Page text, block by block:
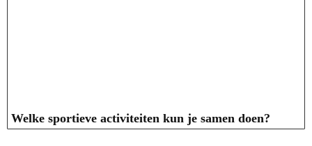
Welke sportieve activiteiten kun je samen doen?